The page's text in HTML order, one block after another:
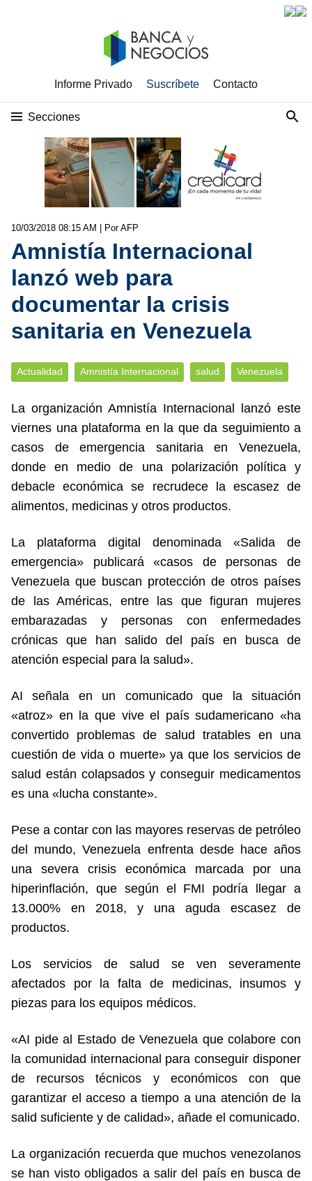
Informe Privado Suscríbete Contacto
Secciones
10/03/2018 08:15 AM | Por AFP
Amnistía Internacional
lanzó web para
documentar la crisis
sanitaria en Venezuela
Actualidad Amnistía Internacional salud Venezuela
La organización Amnistía Internacional lanzó este
viernes una plataforma en la que da seguimiento a
casos de emergencia sanitaria en Venezuela,
donde en medio de una polarización política y
debacle económica se recrudece la escasez de
alimentos, medicinas y otros productos.
La plataforma digital denominada «Salida de
emergencia» publicará «casos de personas de
Venezuela que buscan protección de otros países
de las Américas, entre las que figuran mujeres
embarazadas y personas con enfermedades
crónicas que han salido del país en busca de
atención especial para la salud».
AI señala en un comunicado que la situación
«atroz» en la que vive el país sudamericano «ha
convertido problemas de salud tratables en una
cuestión de vida o muerte» ya que los servicios de
salud están colapsados y conseguir medicamentos
es una «lucha constante».
Pese a contar con las mayores reservas de petróleo
del mundo, Venezuela enfrenta desde hace años
una severa crisis económica marcada por una
hiperinflación, que según el FMI podría llegar a
13.000% en 2018, y una aguda escasez de
productos.
Los servicios de salud se ven severamente
afectados por la falta de medicinas, insumos y
piezas para los equipos médicos.
«AI pide al Estado de Venezuela que colabore con
la comunidad internacional para conseguir disponer
de recursos técnicos y económicos con que
garantizar el acceso a tiempo a una atención de la
salid suficiente y de calidad», añade el comunicado.
La organización recuerda que muchos venezolanos
se han visto obligados a salir del país en busca de